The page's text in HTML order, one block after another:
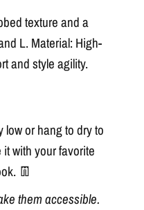
texture and a
L. Material: High-
and style agility.
low or hang to dry to
with your favorite
👖
them accessible.